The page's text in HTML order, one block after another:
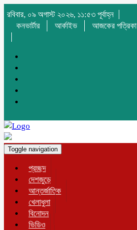
রবিবার, ০৯ অগাস্ট ২০২৬, ১১:৫৩ পূর্বাহ্ন
কনভার্টার
আর্কাইভ আজকের পত্রিকা
Toggle navigation
প্রচ্ছদ
দেশজুড়ে
আন্তর্জাতিক
খেলাধুলা
বিনোদন
ভিডিও